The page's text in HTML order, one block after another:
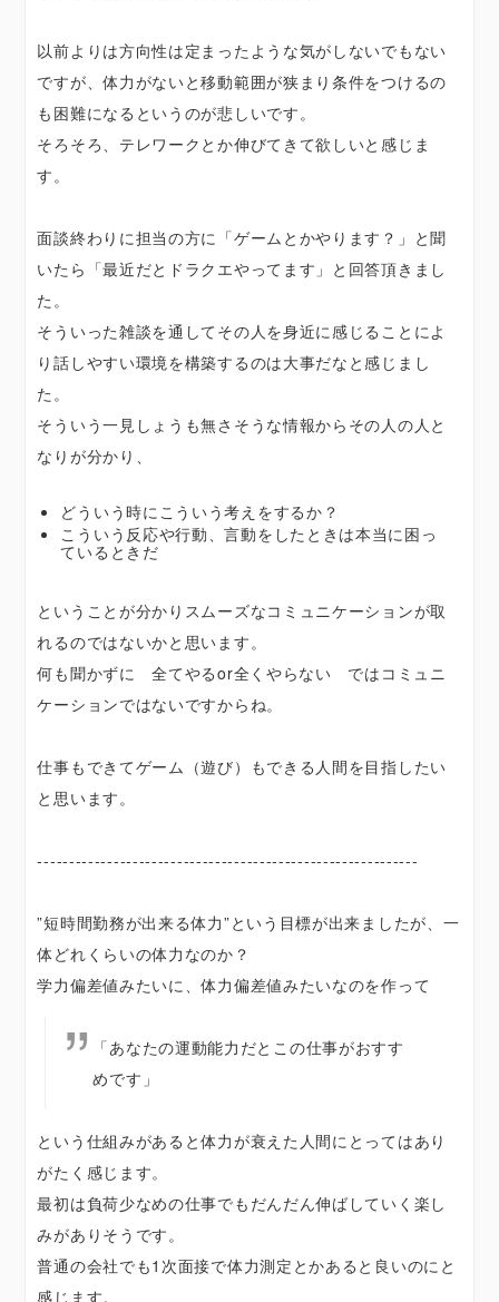
以前よりは方向性は定まったような気がしないでもない
ですが、体力がないと移動範囲が狭まり条件をつけるの
も困難になるというのが悲しいです。
そろそろ、テレワークとか伸びてきて欲しいと感じま
す。
面談終わりに担当の方に「ゲームとかやります？」と聞
いたら「最近だとドラクエやってます」と回答頂きまし
た。
そういった雑談を通してその人を身近に感じることによ
り話しやすい環境を構築するのは大事だなと感じまし
た。
そういう一見しょうも無さそうな情報からその人の人と
なりが分かり、
どういう時にこういう考えをするか？
こういう反応や行動、言動をしたときは本当に困っ
ているときだ
ということが分かりスムーズなコミュニケーションが取
れるのではないかと思います。
何も聞かずに 全てやるor全くやらない ではコミュニ
ケーションではないですからね。
仕事もできてゲーム（遊び）もできる人間を目指したい
と思います。
------------------------------------------------------------
”短時間勤務が出来る体力”という目標が出来ましたが、一
体どれくらいの体力なのか？
学力偏差値みたいに、体力偏差値みたいなのを作って
「あなたの運動能力だとこの仕事がおすす
めです」
という仕組みがあると体力が衰えた人間にとってはあり
がたく感じます。
最初は負荷少なめの仕事でもだんだん伸ばしていく楽し
みがありそうです。
普通の会社でも1次面接で体力測定とかあると良いのにと
感じます。